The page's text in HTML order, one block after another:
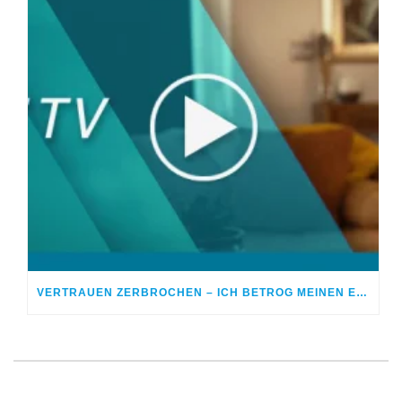
VERTRAUEN ZERBROCHEN – ICH BETROG MEINEN EHEPARTNER